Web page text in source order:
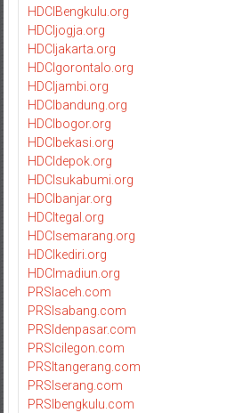
HDCIBengkulu.org
HDCIjogja.org
HDCIjakarta.org
HDCIgorontalo.org
HDCIjambi.org
HDCIbandung.org
HDCIbogor.org
HDCIbekasi.org
HDCIdepok.org
HDCIsukabumi.org
HDCIbanjar.org
HDCItegal.org
HDCIsemarang.org
HDCIkediri.org
HDCImadiun.org
PRSIaceh.com
PRSIsabang.com
PRSIdenpasar.com
PRSIcilegon.com
PRSItangerang.com
PRSIserang.com
PRSIbengkulu.com